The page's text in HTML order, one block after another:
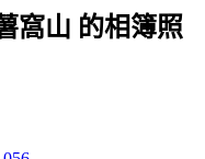
窩山 的相簿照